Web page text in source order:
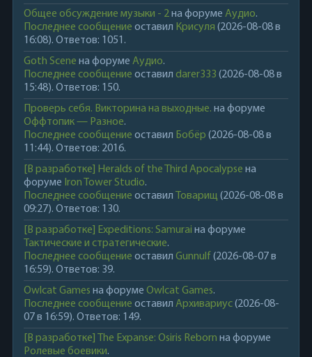
Общее обсуждение музыки - 2на форуме Аудио.
Последнее сообщение оставил Крисуля (2026-08-08 в
16:08). Ответов: 1051.
Goth Scene на форуме Аудио.
Последнее сообщение оставил darer333 (2026-08-08 в
15:48). Ответов: 150.
Проверь себя. Викторина на выходные. на форуме
Оффтопик — Разное.
Последнее сообщение оставил Бобёр (2026-08-08 в
11:44). Ответов: 2016.
[В разработке] Heralds of the Third Apocalypse на
форуме Iron Tower Studio.
Последнее сообщение оставил Товарищ (2026-08-08 в
09:27). Ответов: 130.
[В разработке] Expeditions: Samurai на форуме
Тактические и стратегические.
Последнее сообщение оставил Gunnulf (2026-08-07 в
16:59). Ответов: 39.
Owlcat Games на форуме Owlcat Games.
Последнее сообщение оставил Архивариус(2026-08-
07 в 16:59). Ответов: 149.
[В разработке] The Expanse: Osiris Reborn на форуме
Ролевые боевики.